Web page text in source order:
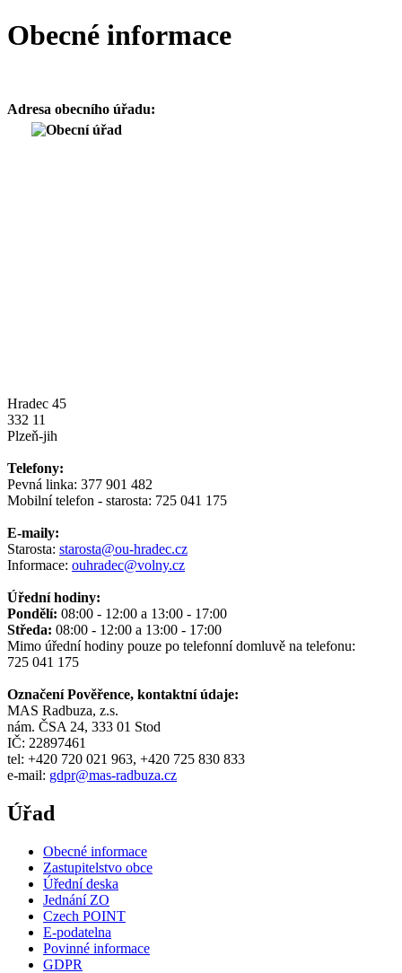
Obecné informace
Adresa obecního úřadu:
Hradec 45
332 11
Plzeň-jih
Telefony:
Pevná linka: 377 901 482
Mobilní telefon - starosta: 725 041 175
E-maily:
Starosta: starosta@ou-hradec.cz
Informace: ouhradec@volny.cz
Úřední hodiny:
Pondělí: 08:00 - 12:00 a 13:00 - 17:00
Středa: 08:00 - 12:00 a 13:00 - 17:00
Mimo úřední hodiny pouze po telefonní domluvě na telefonu:
725 041 175
Označení Pověřence, kontaktní údaje:
MAS Radbuza, z.s.
nám. ČSA 24, 333 01 Stod
IČ: 22897461
tel: +420 720 021 963, +420 725 830 833
e-mail: gdpr@mas-radbuza.cz
Úřad
Obecné informace
Zastupitelstvo obce
Úřední deska
Jednání ZO
Czech POINT
E-podatelna
Povinné informace
GDPR